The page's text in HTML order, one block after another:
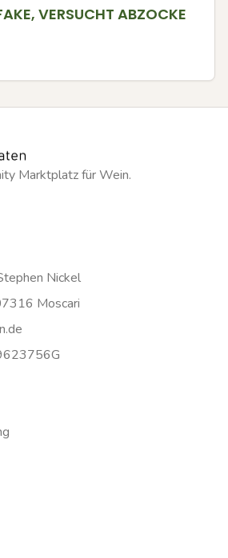
VERSUCHT ABZOCKE
Marktplatz für Wein.
Nickel
Moscari